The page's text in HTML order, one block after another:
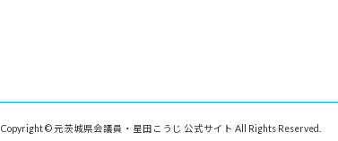
Copyright © 元茨城県会議員・星田こうじ 公式サイト All Rights Reserved.